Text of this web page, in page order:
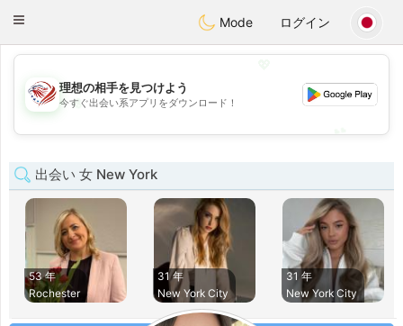
StatesDating
Toggle
Mode ログイン
💖
💕
理想の相手を見つけよう
今すぐ出会い系アプリをダウンロード！
出会い 女 New York
53 年
Rochester
31 年
New York City
31 年
New York City